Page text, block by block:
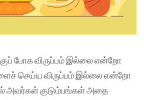
போக விருப்பம் இல்லை என்றோ
செய்ய விருப்பம் இல்லை என்றோ
குடும்பங்கள் அதை